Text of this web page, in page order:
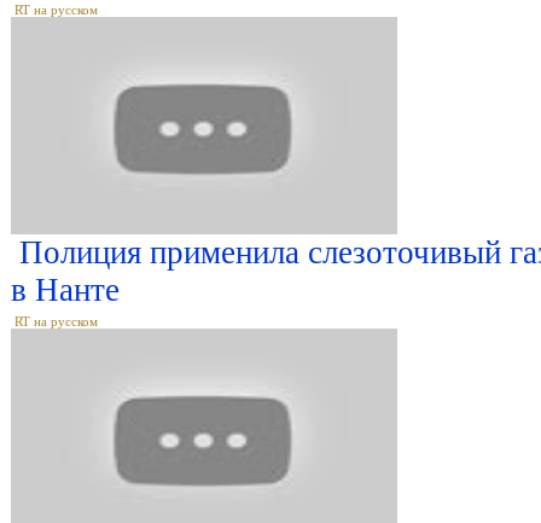
RT на русском
Полиция применила слезоточивый
в Нанте
RT на русском